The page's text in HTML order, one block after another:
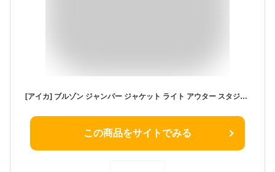
[アイカ] ブルゾン ジャンパー ジャケット ライト アウター スタジャン サマー スプリング 夏 夏用 光沢感 サテン ショート 軽量 薄手 長袖 きれいめ カジュアル オフィス 冷房対策 UV対策 無地 レディース Mサイズ シャンパン
この商品をサイトでみる